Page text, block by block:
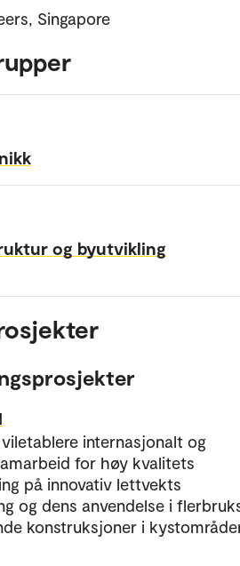
Singapore
og byutvikling
viletablere internasjonalt og
for høy kvalitets
på innovativ lettvekts
og dens anvendelse i
konstruksjoner i